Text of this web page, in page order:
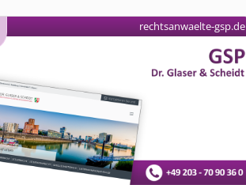
rechtsanwaelte-gsp.de